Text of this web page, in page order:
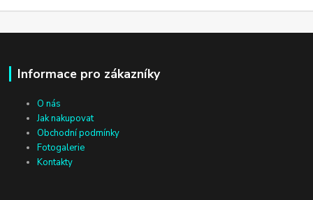
Informace pro zákazníky
O nás
Jak nakupovat
Obchodní podmínky
Fotogalerie
Kontakty